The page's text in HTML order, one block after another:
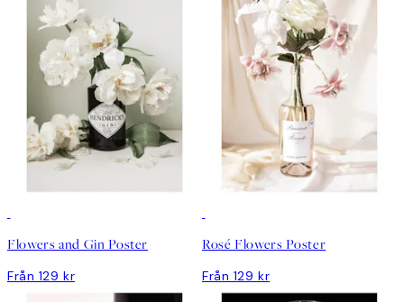
Flowers and Gin Poster
Från 129 kr
Rosé Flowers Poster
Från 129 kr